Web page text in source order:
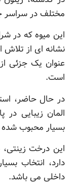
مختلف در سراسر
این میوه که در
نشانه ای از تلاش
عنوان یک جزئی
است.
در حال حاضر،
المان زیبایی
بسیار محبوب
این درخت
دارد، انتخاب
داخلی می باشد.